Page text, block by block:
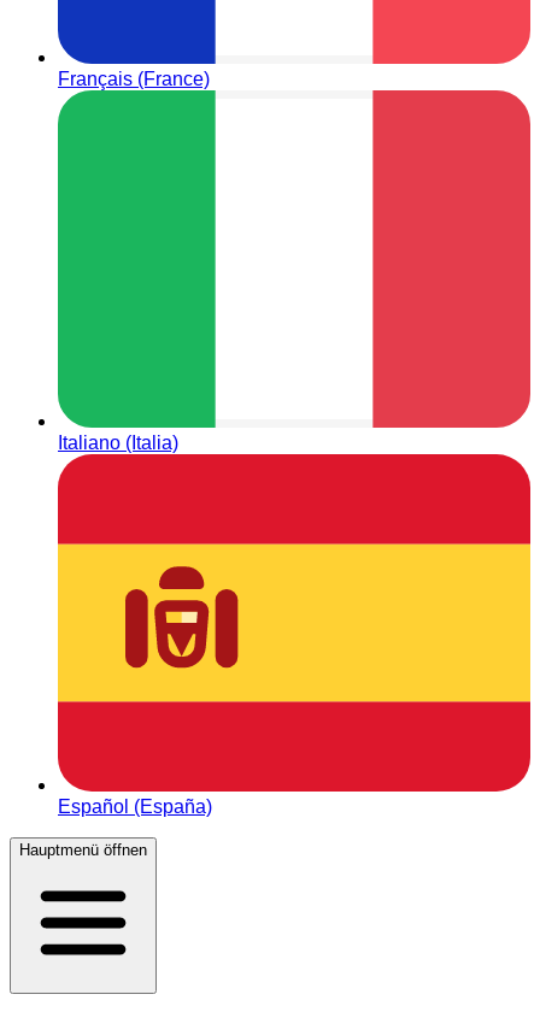
Français (France)
Italiano (Italia)
Español (España)
Hauptmenü öffnen